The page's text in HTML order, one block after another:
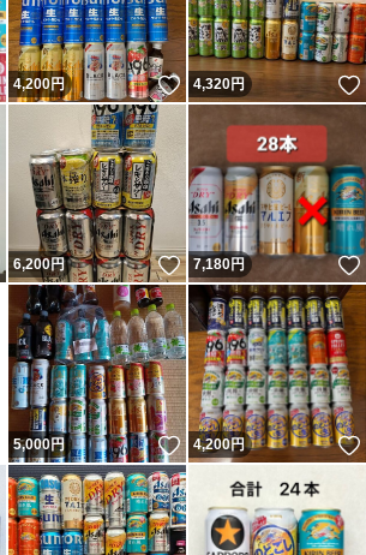
いいね！
4,200円 いいね！
4,320円
いいね！
6,200円 いいね！
7,180円
いいね！
5,000円 いいね！
4,200円